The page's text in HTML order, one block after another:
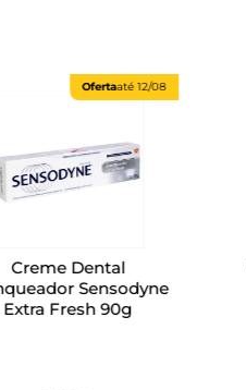
Ofertaaté12/08
Creme Dental
Sensodyne
Extra Fresh 90g